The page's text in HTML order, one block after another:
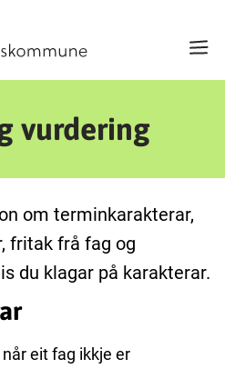
vurdering
om terminkarakterar,
fritak frå fag og
du klagar på karakterar.
eit fag ikkje er